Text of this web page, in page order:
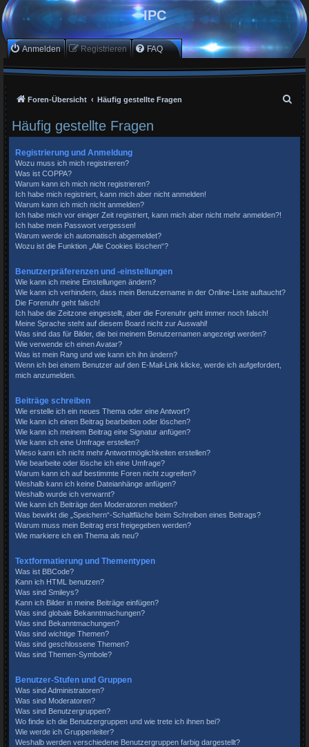
IPC
Anmelden Registrieren FAQ
Foren-Übersicht Häufig gestellte Fragen
Häufig gestellte Fragen
Registrierung und Anmeldung
Wozu muss ich mich registrieren?
Was ist COPPA?
Warum kann ich mich nicht registrieren?
Ich habe mich registriert, kann mich aber nicht anmelden!
Warum kann ich mich nicht anmelden?
Ich habe mich vor einiger Zeit registriert, kann mich aber nicht mehr anmelden?!
Ich habe mein Passwort vergessen!
Warum werde ich automatisch abgemeldet?
Wozu ist die Funktion „Alle Cookies löschen“?
Benutzerpräferenzen und -einstellungen
Wie kann ich meine Einstellungen ändern?
Wie kann ich verhindern, dass mein Benutzername in der Online-Liste auftaucht?
Die Forenuhr geht falsch!
Ich habe die Zeitzone eingestellt, aber die Forenuhr geht immer noch falsch!
Meine Sprache steht auf diesem Board nicht zur Auswahl!
Was sind das für Bilder, die bei meinem Benutzernamen angezeigt werden?
Wie verwende ich einen Avatar?
Was ist mein Rang und wie kann ich ihn ändern?
Wenn ich bei einem Benutzer auf den E-Mail-Link klicke, werde ich aufgefordert,
mich anzumelden.
Beiträge schreiben
Wie erstelle ich ein neues Thema oder eine Antwort?
Wie kann ich einen Beitrag bearbeiten oder löschen?
Wie kann ich meinem Beitrag eine Signatur anfügen?
Wie kann ich eine Umfrage erstellen?
Wieso kann ich nicht mehr Antwortmöglichkeiten erstellen?
Wie bearbeite oder lösche ich eine Umfrage?
Warum kann ich auf bestimmte Foren nicht zugreifen?
Weshalb kann ich keine Dateianhänge anfügen?
Weshalb wurde ich verwarnt?
Wie kann ich Beiträge den Moderatoren melden?
Was bewirkt die „Speichern“-Schaltfläche beim Schreiben eines Beitrags?
Warum muss mein Beitrag erst freigegeben werden?
Wie markiere ich ein Thema als neu?
Textformatierung und Thementypen
Was ist BBCode?
Kann ich HTML benutzen?
Was sind Smileys?
Kann ich Bilder in meine Beiträge einfügen?
Was sind globale Bekanntmachungen?
Was sind Bekanntmachungen?
Was sind wichtige Themen?
Was sind geschlossene Themen?
Was sind Themen-Symbole?
Benutzer-Stufen und Gruppen
Was sind Administratoren?
Was sind Moderatoren?
Was sind Benutzergruppen?
Wo finde ich die Benutzergruppen und wie trete ich ihnen bei?
Wie werde ich Gruppenleiter?
Weshalb werden verschiedene Benutzergruppen farbig dargestellt?